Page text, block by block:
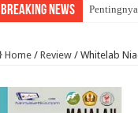
Breaking News
Home / Review / Whitelab